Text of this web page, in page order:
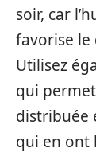
soir, car
favorise le
Utilisez
qui
distribuée
qui en ont